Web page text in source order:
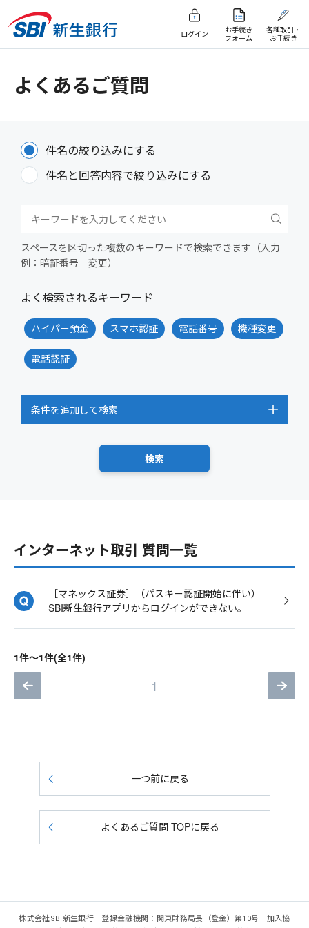
ログイン
お手続き
フォーム
各種取引・
お手続き
よくあるご質問
件名の絞り込みにする
件名と回答内容で絞り込みにする
スペースを区切った複数のキーワードで検索できます（入力
例：暗証番号 変更）
よく検索されるキーワード
ハイパー預金 スマホ認証 電話番号 機種変更
電話認証
条件を追加して検索
インターネット取引 質問一覧
［マネックス証券］（パスキー認証開始に伴い）
SBI新生銀行アプリからログインができない。
1件～1件(全1件)
1
一つ前に戻る
よくあるご質問 TOPに戻る
株式会社SBI新生銀行 登録金融機関：関東財務局長（登金）第10号 加入協